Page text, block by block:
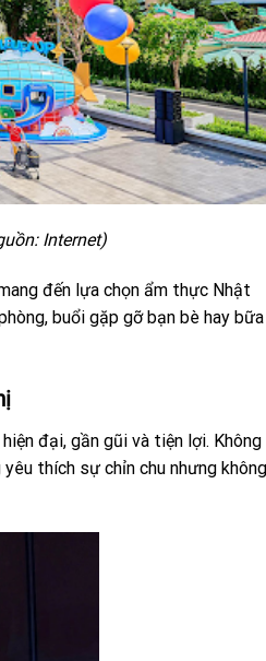
Internet)
đến lựa chọn ẩm thực Nhật
buổi gặp gỡ bạn bè hay bữa
đại, gần gũi và tiện lợi. Không
thích sự chỉn chu nhưng không